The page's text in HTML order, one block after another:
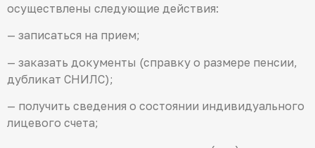
осуществлены следующие действия:
— записаться на прием;
— заказать документы (справку о размере пенсии,
дубликат СНИЛС);
— получить сведения о состоянии индивидуального
лицевого счета;